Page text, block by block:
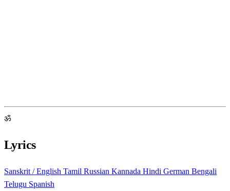
ॐ
Lyrics
Sanskrit / English Tamil Russian Kannada Hindi German Bengali
Telugu Spanish